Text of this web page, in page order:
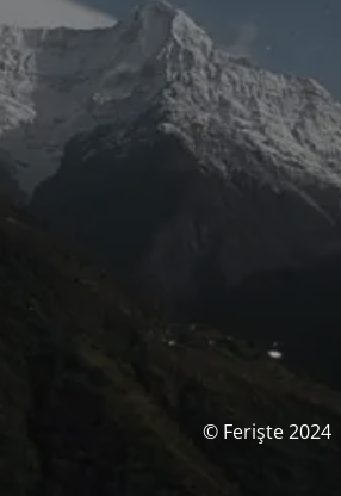
© Ferişte 2024